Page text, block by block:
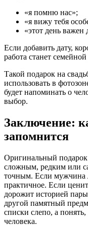
«я помню нас»;
«я вижу тебя
«этот день важен
Если добавить дату,
работа станет
Такой подарок на
использовать в
будет напоминать о
выбор.
Заключение:
запомнится
Оригинальный подарок
сложным, редким или
точным. Если мужчина
практичное. Если
дорожит историей
другой памятный
списки слепо, а
человека.